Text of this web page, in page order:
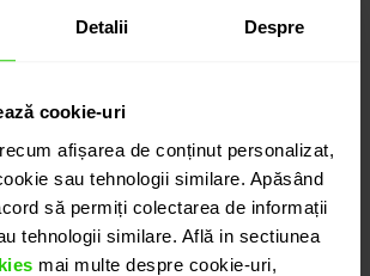
Detalii Despre
cookie-uri
afișarea de conținut personalizat,
sau tehnologii similare. Apăsând
să permiți colectarea de informații
tehnologii similare. Află in sectiunea
mai multe despre cookie-uri,
NE
DE 18k CU CITRIN SI DIAMANTE
cu Citrin si Diamante este o